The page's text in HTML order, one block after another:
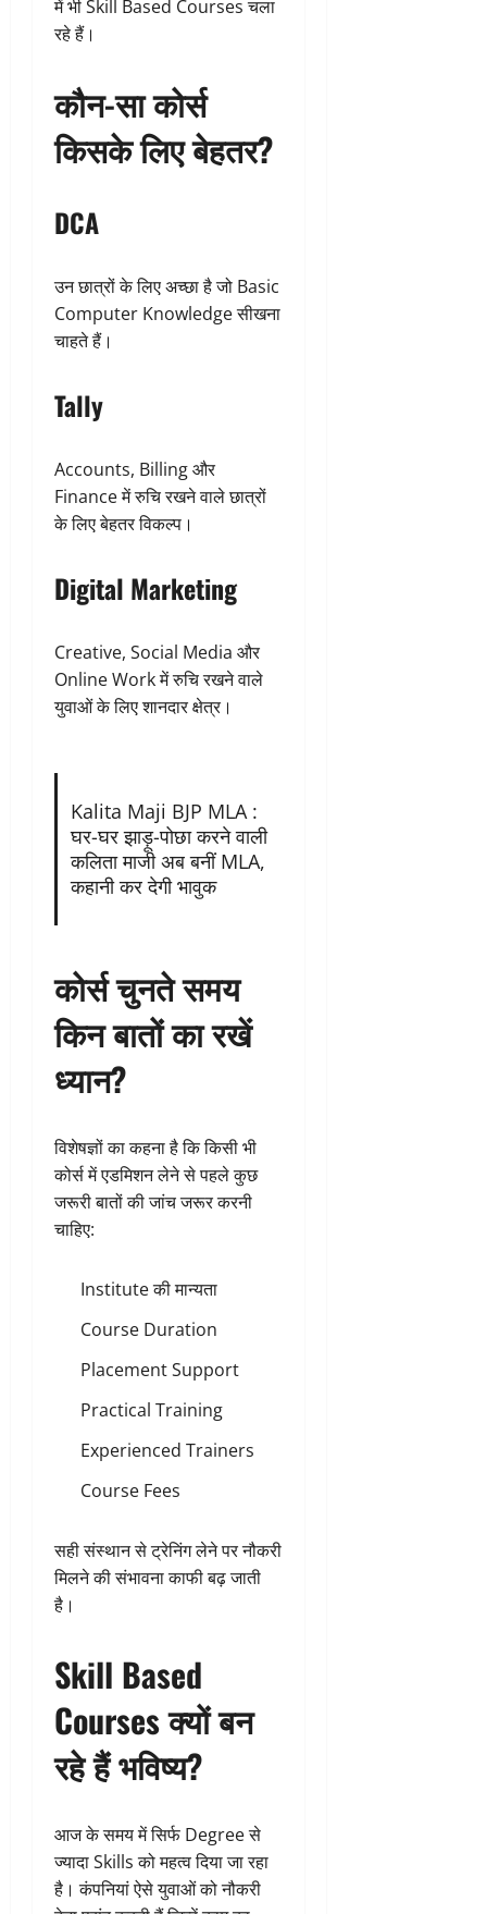
में भी Skill Based Courses चला
रहे हैं।
कौन-सा कोर्स
किसके लिए बेहतर?
DCA
उन छात्रों के लिए अच्छा है जो Basic
Computer Knowledge सीखना
चाहते हैं।
Tally
Accounts, Billing और
Finance में रुचि रखने वाले छात्रों
के लिए बेहतर विकल्प।
Digital Marketing
Creative, Social Media और
Online Work में रुचि रखने वाले
युवाओं के लिए शानदार क्षेत्र।
Kalita Maji BJP MLA :
घर-घर झाड़ू-पोछा करने वाली
कलिता माजी अब बनीं MLA,
कहानी कर देगी भावुक
कोर्स चुनते समय
किन बातों का रखें
ध्यान?
विशेषज्ञों का कहना है कि किसी भी
कोर्स में एडमिशन लेने से पहले कुछ
जरूरी बातों की जांच जरूर करनी
चाहिए:
Institute की मान्यता
Course Duration
Placement Support
Practical Training
Experienced Trainers
Course Fees
सही संस्थान से ट्रेनिंग लेने पर नौकरी
मिलने की संभावना काफी बढ़ जाती
है।
Skill Based
Courses क्यों बन
रहे हैं भविष्य?
आज के समय में सिर्फ Degree से
ज्यादा Skills को महत्व दिया जा रहा
है। कंपनियां ऐसे युवाओं को नौकरी